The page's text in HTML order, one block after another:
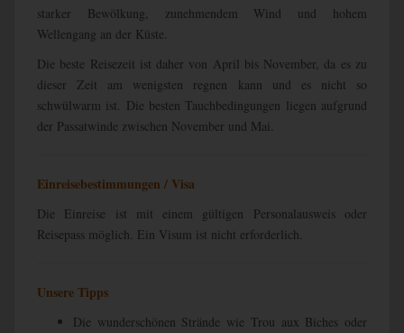
starker Bewölkung, zunehmendem Wind und hohem
Wellengang an der Küste.
Die beste Reisezeit ist daher von April bis November, da es zu
dieser Zeit am wenigsten regnen kann und es nicht so
schwülwarm ist. Die besten Tauchbedingungen liegen aufgrund
der Passatwinde zwischen November und Mai.
Einreisebestimmungen / Visa
Die Einreise ist mit einem gültigen Personalausweis oder
Reisepass möglich. Ein Visum ist nicht erforderlich.
Unsere Tipps
Die wunderschönen Strände wie Trou aux Biches oder